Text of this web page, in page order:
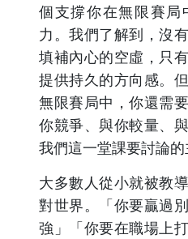
個支撐你在無限賽局
力。我們了解到，沒
填補內心的空虛，只
提供持久的方向感。
無限賽局中，你還需
你競爭、與你較量、
我們這一堂課要討論的
大多數人從小就被教
對世界。「你要贏過
強」「你要在職場上